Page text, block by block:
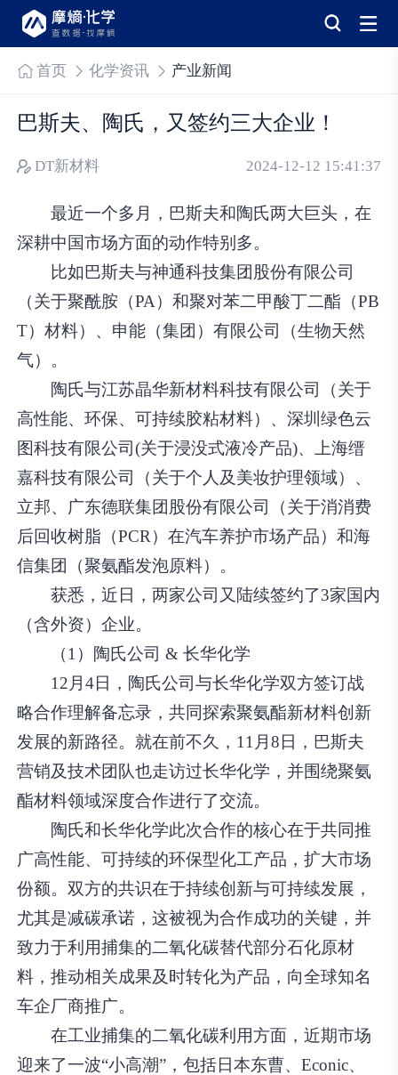
首页 化学资讯 产业新闻
巴斯夫、陶氏，又签约三大企业！
DT新材料 2024-12-12 15:41:37
最近一个多月，巴斯夫和陶氏两大巨头，在
深耕中国市场方面的动作特别多。
比如巴斯夫与神通科技集团股份有限公司
（关于聚酰胺（PA）和聚对苯二甲酸丁二酯（PB
T）材料）、申能（集团）有限公司（生物天然
气）。
陶氏与江苏晶华新材料科技有限公司（关于
高性能、环保、可持续胶粘材料）、深圳绿色云
图科技有限公司(关于浸没式液冷产品)、上海缙
嘉科技有限公司（关于个人及美妆护理领域）、
立邦、广东德联集团股份有限公司（关于消消费
后回收树脂（PCR）在汽车养护市场产品）和海
信集团（聚氨酯发泡原料）。
获悉，近日，两家公司又陆续签约了3家国内
（含外资）企业。
（1）陶氏公司 & 长华化学
12月4日，陶氏公司与长华化学双方签订战
略合作理解备忘录，共同探索聚氨酯新材料创新
发展的新路径。就在前不久，11月8日，巴斯夫
营销及技术团队也走访过长华化学，并围绕聚氨
酯材料领域深度合作进行了交流。
陶氏和长华化学此次合作的核心在于共同推
广高性能、可持续的环保型化工产品，扩大市场
份额。双方的共识在于持续创新与可持续发展，
尤其是减碳承诺，这被视为合作成功的关键，并
致力于利用捕集的二氧化碳替代部分石化原材
料，推动相关成果及时转化为产品，向全球知名
车企厂商推广。
在工业捕集的二氧化碳利用方面，近期市场
迎来了一波“小高潮”，包括日本东曹、Econic、